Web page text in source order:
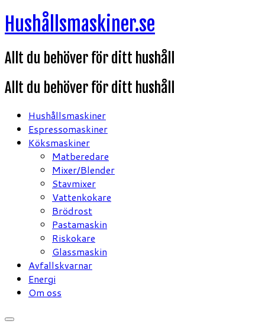
Hoppa
till
Hushållsmaskiner.se
Allt du behöver för ditt hushåll
Allt du behöver för ditt hushåll
Hushållsmaskiner
Espressomaskiner
Köksmaskiner
Matberedare
Mixer/Blender
Stavmixer
Vattenkokare
Brödrost
Pastamaskin
Riskokare
Glassmaskin
Avfallskvarnar
Energi
Om oss